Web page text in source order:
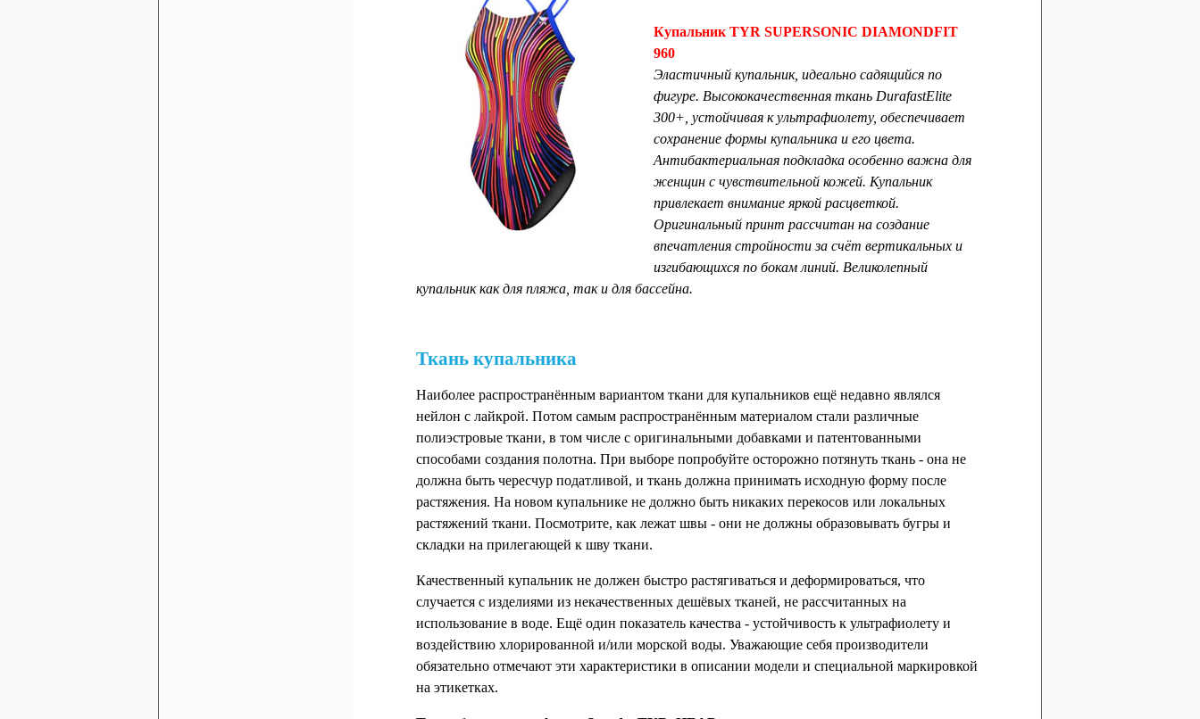
Купальник TYR SUPERSONIC DIAMONDFIT
960
Эластичный купальник, идеально садящийся по
фигуре. Высококачественная ткань DurafastElite
300+, устойчивая к ультрафиолету, обеспечивает
сохранение формы купальника и его цвета.
Антибактериальная подкладка особенно важна для
женщин с чувствительной кожей. Купальник
привлекает внимание яркой расцветкой.
Оригинальный принт рассчитан на создание
впечатления стройности за счёт вертикальных и
изгибающихся по бокам линий. Великолепный
купальник как для пляжа, так и для бассейна.
Ткань купальника
Наиболее распространённым вариантом ткани для купальников ещё недавно являлся
нейлон с лайкрой. Потом самым распространённым материалом стали различные
полиэстровые ткани, в том числе с оригинальными добавками и патентованными
способами создания полотна. При выборе попробуйте осторожно потянуть ткань - она не
должна быть чересчур податливой, и ткань должна принимать исходную форму после
растяжения. На новом купальнике не должно быть никаких перекосов или локальных
растяжений ткани. Посмотрите, как лежат швы - они не должны образовывать бугры и
складки на прилегающей к шву ткани.
Качественный купальник не должен быстро растягиваться и деформироваться, что
случается с изделиями из некачественных дешёвых тканей, не рассчитанных на
использование в воде. Ещё один показатель качества - устойчивость к ультрафиолету и
воздействию хлорированной и/или морской воды. Уважающие себя производители
обязательно отмечают эти характеристики в описании модели и специальной маркировкой
на этикетках.